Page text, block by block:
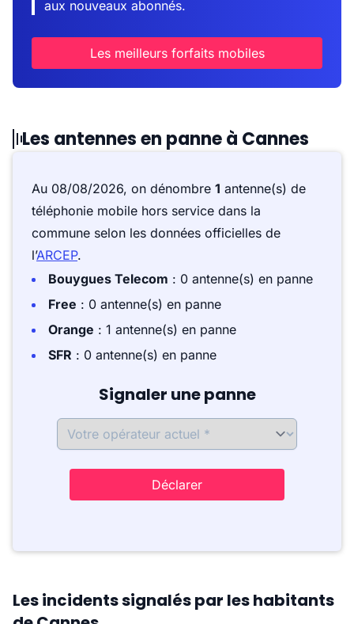
aux nouveaux abonnés.
Les meilleurs forfaits mobiles
Les antennes en panne à Cannes
Au 08/08/2026, on dénombre 1 antenne(s) de
téléphonie mobile hors service dans la
commune selon les données officielles de
l’ARCEP.
Bouygues Telecom : 0 antenne(s) en panne
Free : 0 antenne(s) en panne
Orange : 1 antenne(s) en panne
SFR : 0 antenne(s) en panne
Signaler une panne
Déclarer
Les incidents signalés par les habitants